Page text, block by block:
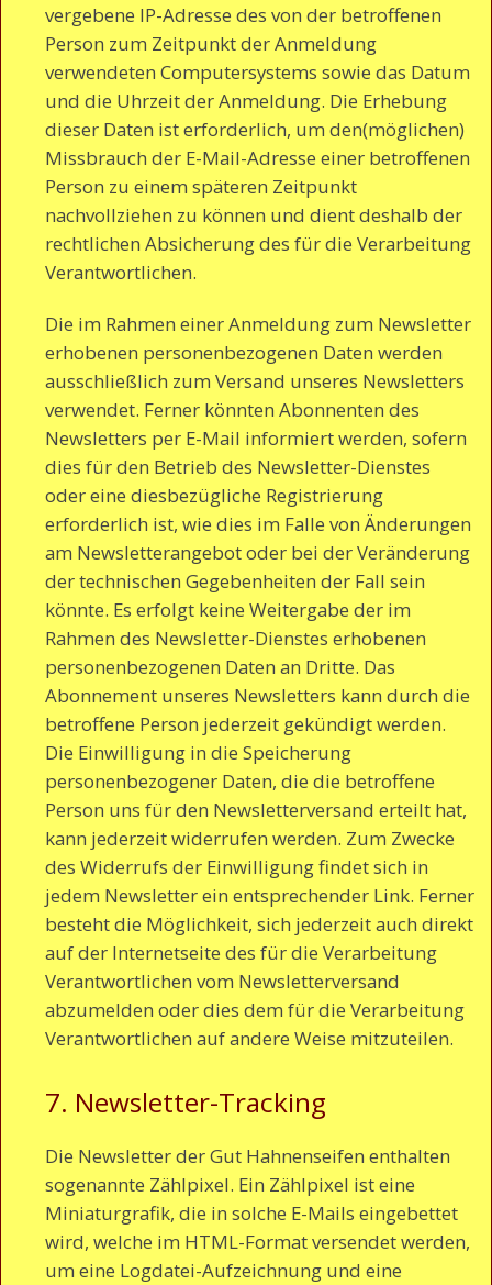
vergebene IP-Adresse des von der betroffenen
Person zum Zeitpunkt der Anmeldung
verwendeten Computersystems sowie das Datum
und die Uhrzeit der Anmeldung. Die Erhebung
dieser Daten ist erforderlich, um den(möglichen)
Missbrauch der E-Mail-Adresse einer betroffenen
Person zu einem späteren Zeitpunkt
nachvollziehen zu können und dient deshalb der
rechtlichen Absicherung des für die Verarbeitung
Verantwortlichen.
Die im Rahmen einer Anmeldung zum Newsletter
erhobenen personenbezogenen Daten werden
ausschließlich zum Versand unseres Newsletters
verwendet. Ferner könnten Abonnenten des
Newsletters per E-Mail informiert werden, sofern
dies für den Betrieb des Newsletter-Dienstes
oder eine diesbezügliche Registrierung
erforderlich ist, wie dies im Falle von Änderungen
am Newsletterangebot oder bei der Veränderung
der technischen Gegebenheiten der Fall sein
könnte. Es erfolgt keine Weitergabe der im
Rahmen des Newsletter-Dienstes erhobenen
personenbezogenen Daten an Dritte. Das
Abonnement unseres Newsletters kann durch die
betroffene Person jederzeit gekündigt werden.
Die Einwilligung in die Speicherung
personenbezogener Daten, die die betroffene
Person uns für den Newsletterversand erteilt hat,
kann jederzeit widerrufen werden. Zum Zwecke
des Widerrufs der Einwilligung findet sich in
jedem Newsletter ein entsprechender Link. Ferner
besteht die Möglichkeit, sich jederzeit auch direkt
auf der Internetseite des für die Verarbeitung
Verantwortlichen vom Newsletterversand
abzumelden oder dies dem für die Verarbeitung
Verantwortlichen auf andere Weise mitzuteilen.
7. Newsletter-Tracking
Die Newsletter der Gut Hahnenseifen enthalten
sogenannte Zählpixel. Ein Zählpixel ist eine
Miniaturgrafik, die in solche E-Mails eingebettet
wird, welche im HTML-Format versendet werden,
um eine Logdatei-Aufzeichnung und eine